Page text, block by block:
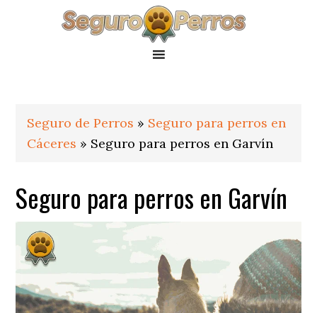
Seguro de Perros » Seguro para perros en
Cáceres » Seguro para perros en Garvín
Seguro para perros en Garvín